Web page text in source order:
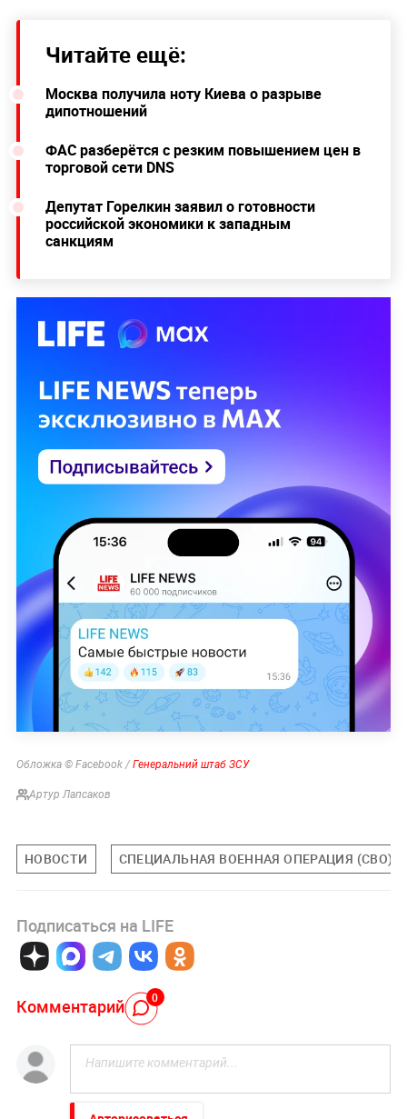
Читайте ещё:
Москва получила ноту Киева о разрыве
дипотношений
ФАС разберётся с резким повышением цен в
торговой сети DNS
Депутат Горелкин заявил о готовности
российской экономики к западным
санкциям
Обложка © Facebook / Генеральний штаб ЗСУ
Артур Лапсаков
НОВОСТИ СПЕЦИАЛЬНАЯ ВОЕННАЯ ОПЕРАЦИЯ (СВО)
Подписаться на LIFE
Комментарий 0